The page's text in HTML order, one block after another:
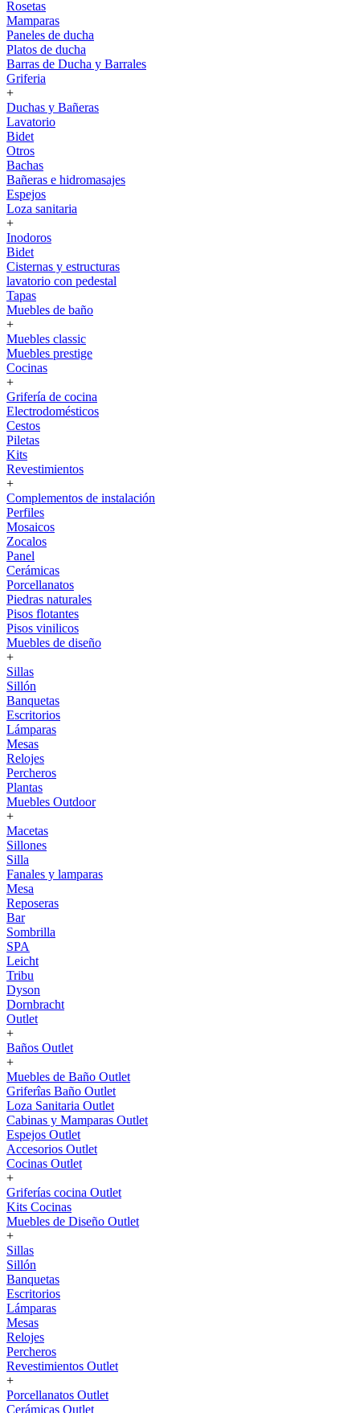
Rosetas
Mamparas
Paneles de ducha
Platos de ducha
Barras de Ducha y Barrales
Griferia
+
Duchas y Bañeras
Lavatorio
Bidet
Otros
Bachas
Bañeras e hidromasajes
Espejos
Loza sanitaria
+
Inodoros
Bidet
Cisternas y estructuras
lavatorio con pedestal
Tapas
Muebles de baño
+
Muebles classic
Muebles prestige
Cocinas
+
Grifería de cocina
Electrodomésticos
Cestos
Piletas
Kits
Revestimientos
+
Complementos de instalación
Perfiles
Mosaicos
Zocalos
Panel
Cerámicas
Porcellanatos
Piedras naturales
Pisos flotantes
Pisos vinilicos
Muebles de diseño
+
Sillas
Sillón
Banquetas
Escritorios
Lámparas
Mesas
Relojes
Percheros
Plantas
Muebles Outdoor
+
Macetas
Sillones
Silla
Fanales y lamparas
Mesa
Reposeras
Bar
Sombrilla
SPA
Leicht
Tribu
Dyson
Dornbracht
Outlet
+
Baños Outlet
+
Muebles de Baño Outlet
Griferîas Baño Outlet
Loza Sanitaria Outlet
Cabinas y Mamparas Outlet
Espejos Outlet
Accesorios Outlet
Cocinas Outlet
+
Griferías cocina Outlet
Kits Cocinas
Muebles de Diseño Outlet
+
Sillas
Sillón
Banquetas
Escritorios
Lámparas
Mesas
Relojes
Percheros
Revestimientos Outlet
+
Porcellanatos Outlet
Cerámicas Outlet